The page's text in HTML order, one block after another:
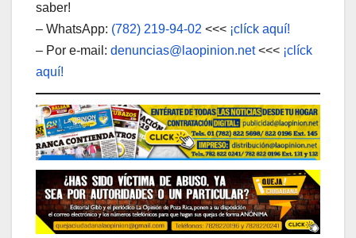
saber!
– WhatsApp: (782) 219-94-02 <<< ¡clíck aquí!
– Por e-mail: denuncias@laopinion.net<<< ¡clíck
aquí!